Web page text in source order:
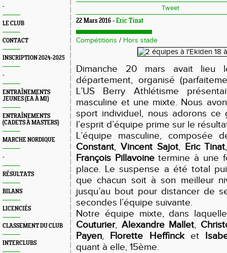
-
LE CLUB
CONTACT
INSCRIPTION 2024-2025
-
ENTRAÎNEMENTS
JEUNES (EA À MI)
ENTRAÎNEMENTS
(CADETS À MASTERS)
MARCHE NORDIQUE
-
RÉSULTATS
BILANS
LICENCIÉS
CLASSEMENT DU CLUB
INTERCLUBS
Tweet
22 Mars 2016 - Eric Tinat
Compétitions / Hors stade
Dimanche 20 mars avait lieu
département, organisé
L’US Berry Athlétisme
masculine et une mixte. Nous
sport individuel, nous adorons ce
l’esprit d’équipe prime sur le
L’équipe masculine, composée
Constant, Vincent Sajot, Eric Tinat
François Pillavoinetermine à une
place. Le suspense a été total
que chacun soit à son meilleur
jusqu’au bout pour distancer de
secondes l’équipe suivante.
Notre équipe mixte, dans
Couturier, Alexandre Mallet,
Payen, Florette Heffincket
quant à elle, 15ème.